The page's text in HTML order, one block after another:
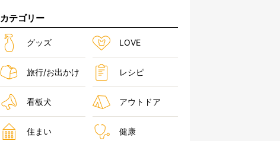
カテゴリー
グッズ LOVE
旅行/お出かけ レシピ
看板犬 アウトドア
住まい 健康